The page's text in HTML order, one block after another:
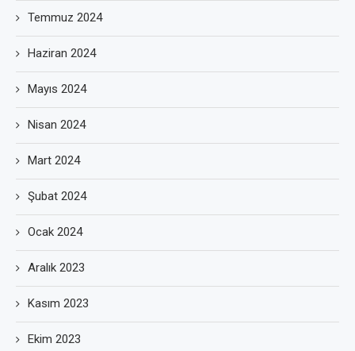
Temmuz 2024
Haziran 2024
Mayıs 2024
Nisan 2024
Mart 2024
Şubat 2024
Ocak 2024
Aralık 2023
Kasım 2023
Ekim 2023